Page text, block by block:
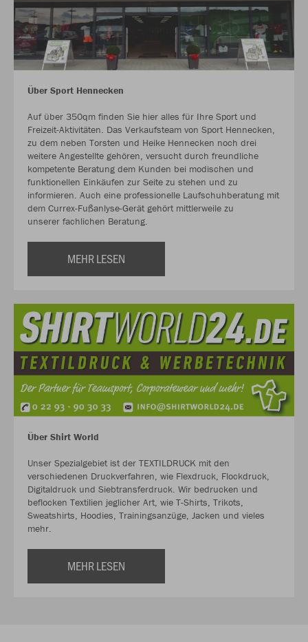
Über Sport Hennecken
Auf über 350qm finden Sie hier alles für Ihre Sport und
Freizeit-Aktivitäten. Das Verkaufsteam von Sport Hennecken,
zu dem neben Torsten und Heike Hennecken noch drei
weitere Angestellte gehören, versucht durch freundliche
kompetente Beratung dem Kunden bei modischen und
funktionellen Einkäufen zur Seite zu stehen und zu
informieren. Auch eine professionelle Laufschuhberatung mit
dem Currex-Fußanlyse-Gerät gehört mittlerweile zu
unserer fachlichen Beratung.
MEHR LESEN
Über Shirt World
Unser Spezialgebiet ist der TEXTILDRUCK mit den
verschiedenen Druckverfahren, wie Flexdruck, Flockdruck,
Digitaldruck und Siebtransferdruck. Wir bedrucken und
beflocken Textilien jeglicher Art, wie T-Shirts, Trikots,
Sweatshirts, Hoodies, Trainingsanzüge, Jacken und vieles
mehr.
MEHR LESEN